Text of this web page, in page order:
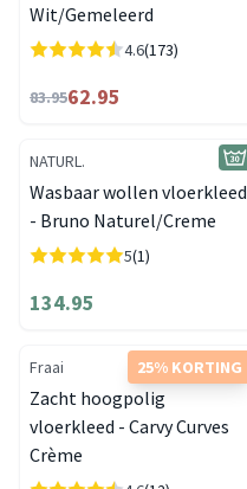
Wit/Gemeleerd
4.6(173)
83.9562.95
NATURL.
Wasbaar wollen vloerkleed
- Bruno Naturel/Creme
5(1)
134.95
25% KORTING
Fraai
Zacht hoogpolig
vloerkleed - Carvy Curves
Crème